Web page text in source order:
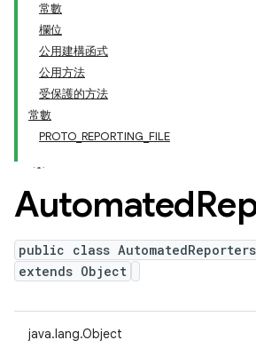
常數
欄位
公用建構函式
公用方法
受保護的方法
常數
PROTO_REPORTING_FILE
Automated
public class AutomatedReporters
extends Object
java.lang.Object